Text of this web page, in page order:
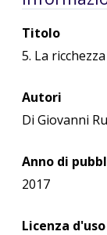
Titolo
5. La
Autori
Di Giovanni
Anno di
2017
Licenza d'uso